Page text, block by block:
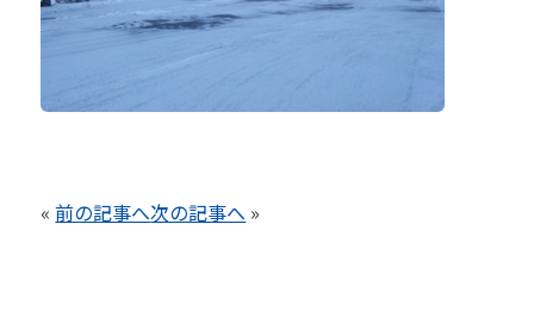
«前の記事へ次の記事へ »